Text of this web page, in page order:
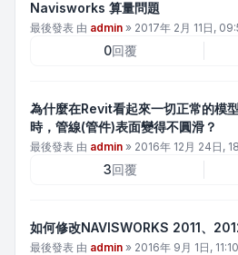
Navisworks 算量問題
最後發表 由 admin » 2017年 2月 11日,
0回覆
為什麼在Revit看起來一切正常的模
時，管線(管件)表面變得不圓滑？
最後發表 由 admin » 2016年 12月 24日,
3回覆
如何修改NAVISWORKS 2011、
最後發表 由 admin » 2016年 9月 1日, 11:10